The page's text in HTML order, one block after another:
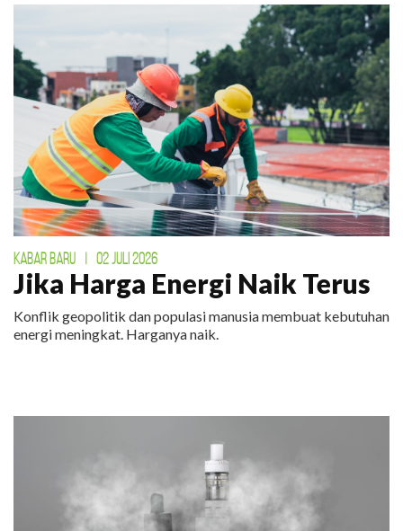
KABAR BARU 02 JULI 2026
Jika Harga Energi Naik Terus
Konflik geopolitik dan populasi manusia membuat kebutuhan
energi meningkat. Harganya naik.